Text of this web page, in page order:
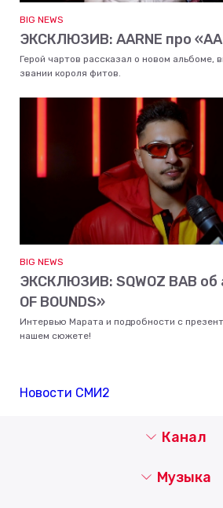
BIG NEWS
ЭКСКЛЮЗИВ: AARNE про «AA
Герой чартов рассказал о новом альбоме,
звании короля фитов.
BIG NEWS
ЭКСКЛЮЗИВ: SQWOZ BAB об
OF BOUNDS»
Интервью Марата и подробности с
нашем сюжете!
Новости СМИ2
Канал
Музыка